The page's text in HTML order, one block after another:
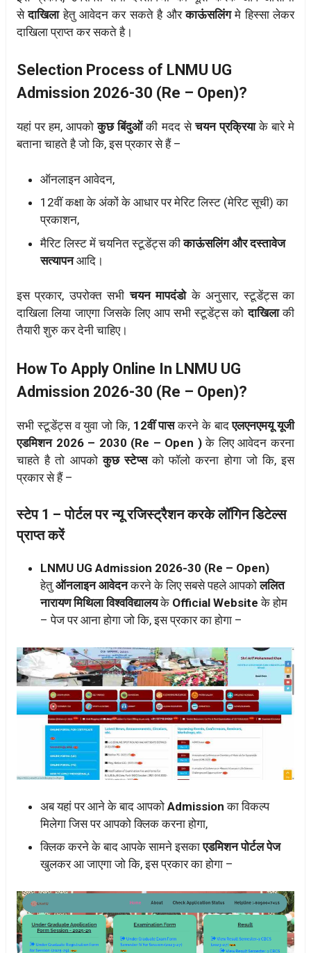
सेदाखिलाहेतु आवेदन कर सकते है औरकाऊंसलिंगमे हिस्सा लेकर
दाखिला प्राप्त कर सकते है।
Selection Process of LNMU UG
Admission 2026-30 (Re – Open)?
यहां पर हम, आपको कुछ बिंदुओंकी मदद सेचयन प्रक्रियाके बारे मे
बताना चाहते है जो कि, इस प्रकार से हैं –
ऑनलाइन आवेदन,
12वीं कक्षा के अंकों के आधार पर मेरिट लिस्ट (मेरिट सूची) का
प्रकाशन,
मैरिट लिस्ट में चयनित स्टूडेंट्स कीकाऊंसलिंग और दस्तावेज
सत्यापनआदि।
इस प्रकार, उपरोक्त सभीचयन मापदंडोके अनुसार, स्टूडेंट्स का
दाखिला लिया जाएगा जिसके लिए आप सभी स्टूडेंट्स कोदाखिलाकी
तैयारी शुरु कर देनी चाहिए।
How To Apply Online In LNMU UG
Admission 2026-30 (Re – Open)?
सभी स्टूडेंट्स व युवा जो कि, 12वीं पासकरने के बादएलएनएमयूयूजी
एडमिशन 2026 – 2030 (Re – Open )के लिए आवेदन करना
चाहते है तो आपकोकुछ स्टेप्सको फॉलो करना होगा जो कि, इस
प्रकार से हैं –
स्टेप 1 – पोर्टल पर न्यू रजिस्ट्रैशन करके लॉगिन डिटेल्स
प्राप्त करें
LNMU UG Admission 2026-30 (Re – Open)
हेतु ऑनलाइन आवेदनकरने के लिए सबसे पहले आपकोललित
नारायण मिथिला विश्वविद्यालयके Official Website के होम
– पेज पर आना होगा जो कि, इस प्रकार का होगा –
अब यहां पर आने के बाद आपको Admission का विकल्प
मिलेगा जिस पर आपको क्लिक करना होगा,
क्लिक करने के बाद आपके सामने इसकाएडमिशन पोर्टल पेज
खुलकर आ जाएगा जो कि, इस प्रकार का होगा –